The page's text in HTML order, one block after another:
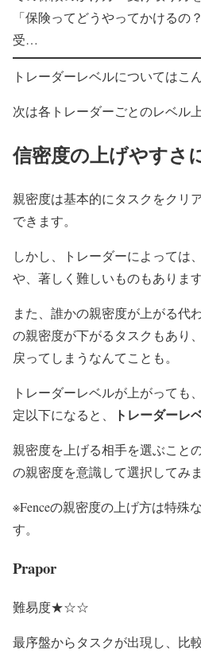
「保険ってどうやってかけるの
受…
トレーダーレベルについてはこ
次は各トレーダーごとのレベル
信密度の上げやすさ
親密度は基本的にタスクをクリ
できます。
しかし、トレーダーによっては
や、著しく難しいものもあります
また、誰かの親密度が上がる代
の親密度が下がるタスクもあり
戻ってしまうなんてことも。
トレーダーレベルが上がっても
定以下になると、
トレーダーレ
親密度を上げる相手を選ぶこと
の親密度を意識して選択してみま
※Fenceの親密度の上げ方は特殊
す。
Prapor
難易度★☆☆
最序盤からタスクが出現し、比